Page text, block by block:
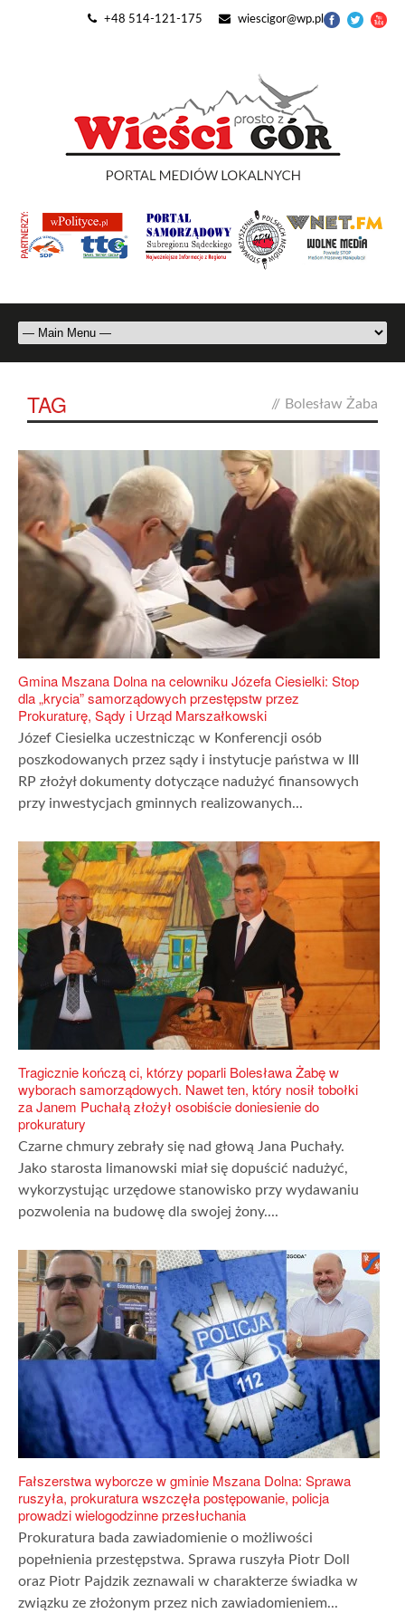
+48 514-121-175 wiescigor@wp.pl
TAG // Bolesław Żaba
Gmina Mszana Dolna na celowniku Józefa Ciesielki: Stop
dla „krycia” samorządowych przestępstw przez
Prokuraturę, Sądy i Urząd Marszałkowski
Józef Ciesielka uczestnicząc w Konferencji osób
poszkodowanych przez sądy i instytucje państwa w III
RP złożył dokumenty dotyczące nadużyć finansowych
przy inwestycjach gminnych realizowanych...
Tragicznie kończą ci, którzy poparli Bolesława Żabę w
wyborach samorządowych. Nawet ten, który nosił tobołki
za Janem Puchałą złożył osobiście doniesienie do
prokuratury
Czarne chmury zebrały się nad głową Jana Puchały.
Jako starosta limanowski miał się dopuścić nadużyć,
wykorzystując urzędowe stanowisko przy wydawaniu
pozwolenia na budowę dla swojej żony....
Fałszerstwa wyborcze w gminie Mszana Dolna: Sprawa
ruszyła, prokuratura wszczęła postępowanie, policja
prowadzi wielogodzinne przesłuchania
Prokuratura bada zawiadomienie o możliwości
popełnienia przestępstwa. Sprawa ruszyła Piotr Doll
oraz Piotr Pajdzik zeznawali w charakterze świadka w
związku ze złożonym przez nich zawiadomieniem...